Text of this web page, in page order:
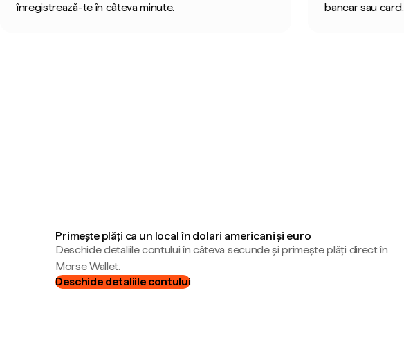
înregistrează-te în câteva minute.
bancar sau card.
Primește plăți ca un local în dolari americani și euro
Deschide detaliile contului în câteva secunde și primește plăți direct în
Morse Wallet.
Deschide detaliile contului